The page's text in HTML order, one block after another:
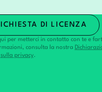
per metterci in contatto con te e
consulta la nostra
sulla privacy.